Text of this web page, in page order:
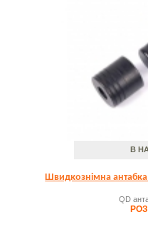
В
Швидкознімна антабка
QD